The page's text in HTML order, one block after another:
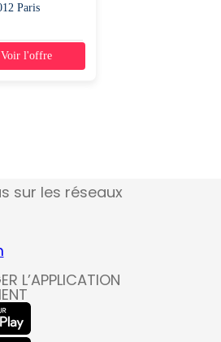
Paris
Voir l'offre
sur les réseaux
L’APPLICATION